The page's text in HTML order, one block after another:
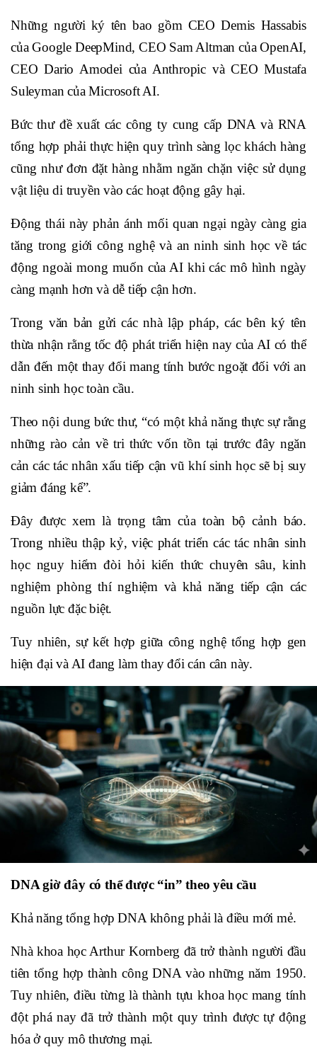
Những người ký tên bao gồm CEO Demis Hassabis
của Google DeepMind, CEO Sam Altman của OpenAI,
CEO Dario Amodei của Anthropic và CEO Mustafa
Suleyman của Microsoft AI.
Bức thư đề xuất các công ty cung cấp DNA và RNA
tổng hợp phải thực hiện quy trình sàng lọc khách hàng
cũng như đơn đặt hàng nhằm ngăn chặn việc sử dụng
vật liệu di truyền vào các hoạt động gây hại.
Động thái này phản ánh mối quan ngại ngày càng gia
tăng trong giới công nghệ và an ninh sinh học về tác
động ngoài mong muốn của AI khi các mô hình ngày
càng mạnh hơn và dễ tiếp cận hơn.
Trong văn bản gửi các nhà lập pháp, các bên ký tên
thừa nhận rằng tốc độ phát triển hiện nay của AI có thể
dẫn đến một thay đổi mang tính bước ngoặt đối với an
ninh sinh học toàn cầu.
Theo nội dung bức thư, “có một khả năng thực sự rằng
những rào cản về tri thức vốn tồn tại trước đây ngăn
cản các tác nhân xấu tiếp cận vũ khí sinh học sẽ bị suy
giảm đáng kể”.
Đây được xem là trọng tâm của toàn bộ cảnh báo.
Trong nhiều thập kỷ, việc phát triển các tác nhân sinh
học nguy hiểm đòi hỏi kiến thức chuyên sâu, kinh
nghiệm phòng thí nghiệm và khả năng tiếp cận các
nguồn lực đặc biệt.
Tuy nhiên, sự kết hợp giữa công nghệ tổng hợp gen
hiện đại và AI đang làm thay đổi cán cân này.
DNA giờ đây có thể được “in” theo yêu cầu
Khả năng tổng hợp DNA không phải là điều mới mẻ.
Nhà khoa học Arthur Kornberg đã trở thành người đầu
tiên tổng hợp thành công DNA vào những năm 1950.
Tuy nhiên, điều từng là thành tựu khoa học mang tính
đột phá nay đã trở thành một quy trình được tự động
hóa ở quy mô thương mại.